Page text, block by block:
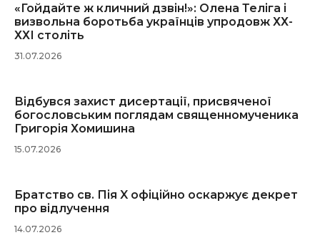
«Гойдайте ж кличний дзвін!»: Олена Теліга і
визвольна боротьба українців упродовж ХХ-
ХХІ століть
31.07.2026
Відбувся захист дисертації, присвяченої
богословським поглядам священномученика
Григорія Хомишина
15.07.2026
Братство св. Пія X офіційно оскаржує декрет
про відлучення
14.07.2026